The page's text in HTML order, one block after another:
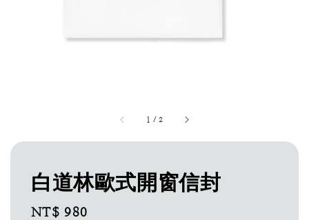
1 /2
白道林歐式開窗信封
Regular
NT$ 980